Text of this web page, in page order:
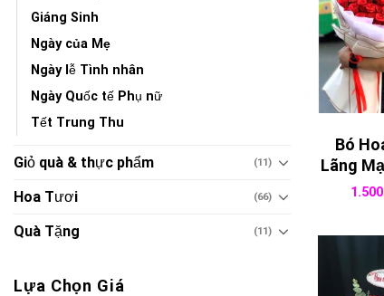
Giáng Sinh
Ngày của Mẹ
Ngày lễ Tình nhân
Ngày Quốc tế Phụ nữ
Tết Trung Thu
Giỏ quà & thực phẩm (11)
Hoa Tươi (66)
Quà Tặng (11)
Lựa Chọn Giá
Bó
Lãng